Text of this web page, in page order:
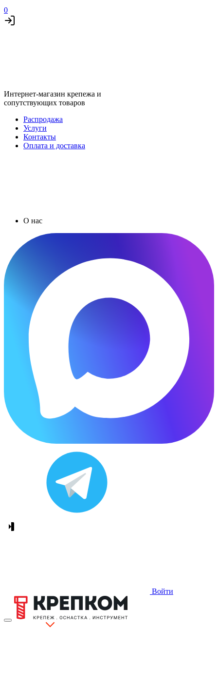
0
Интернет-магазин крепежа и
сопутствующих товаров
Распродажа
Услуги
Контакты
Оплата и доставка
О нас
Войти